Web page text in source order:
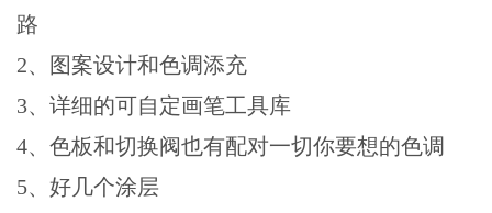
路
2、图案设计和色调添充
3、详细的可自定画笔工具库
4、色板和切换阀也有配对一切你要想的色调
5、好几个涂层